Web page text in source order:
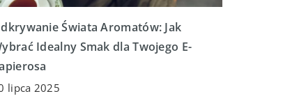
Świata Aromatów: Jak
Idealny Smak dla Twojego E-
lipca 2025